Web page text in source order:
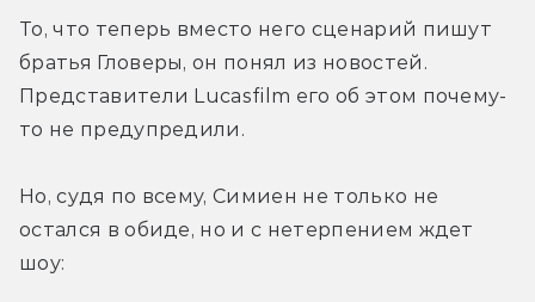
То, что теперь вместо него сценарий пишут
братья Гловеры, он понял из новостей.
Представители Lucasfilm его об этом почему-
то не предупредили.
Но, судя по всему, Симиен не только не
остался в обиде, но и с нетерпением ждет
шоу: